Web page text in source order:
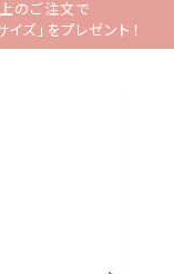
のご注文で
ズ」をプレゼント！